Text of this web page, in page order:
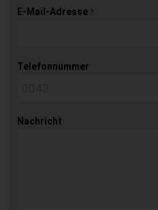
E-Mail-Adresse *
Telefonnummer
Nachricht